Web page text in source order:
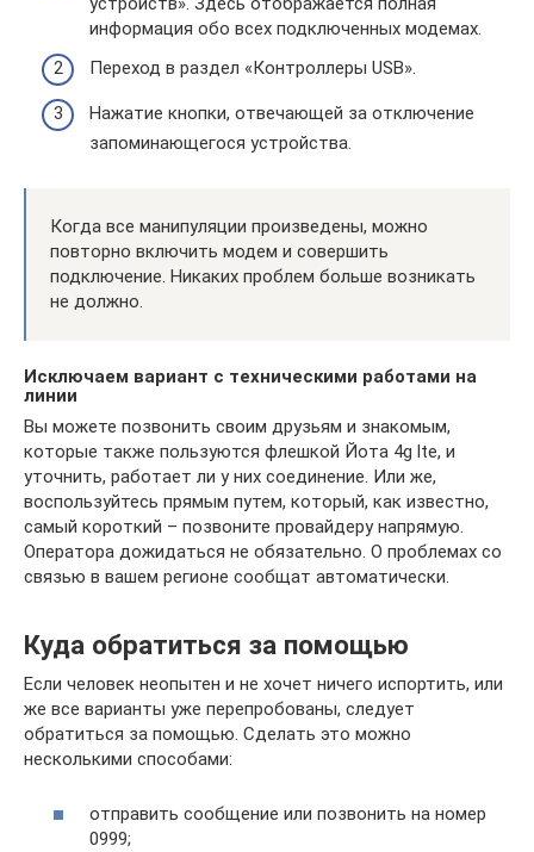
информация обо всех подключенных модемах.
Переход в раздел «Контроллеры USB».
Нажатие кнопки, отвечающей за отключение
запоминающегося устройства.
Когда все манипуляции произведены, можно
повторно включить модем и совершить
подключение. Никаких проблем больше возникать
не должно.
Исключаем вариант с техническими работами на
линии
Вы можете позвонить своим друзьям и знакомым,
которые также пользуются флешкой Йота 4g lte, и
уточнить, работает ли у них соединение. Или же,
воспользуйтесь прямым путем, который, как известно,
самый короткий – позвоните провайдеру напрямую.
Оператора дожидаться не обязательно. О проблемах со
связью в вашем регионе сообщат автоматически.
Куда обратиться за помощью
Если человек неопытен и не хочет ничего испортить, или
же все варианты уже перепробованы, следует
обратиться за помощью. Сделать это можно
несколькими способами:
отправить сообщение или позвонить на номер
0999;